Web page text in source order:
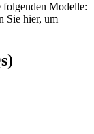
folgenden Modelle:
Sie hier, um